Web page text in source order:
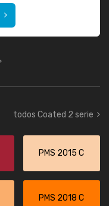
todos Coated 2 serie
PMS 2015 C
PMS 2018 C